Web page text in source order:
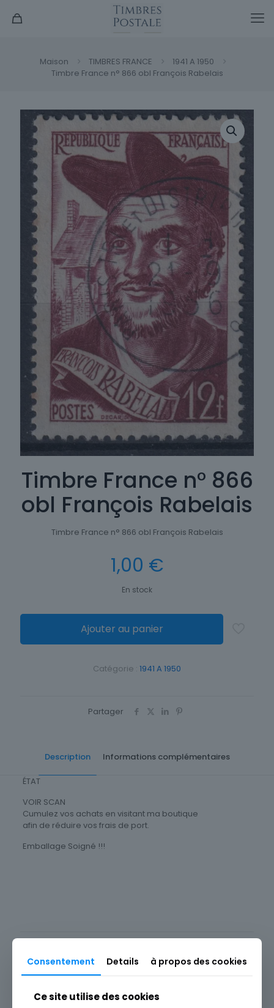
Maison TIMBRES FRANCE
1941 A 1950
Timbre France n° 866 obl François Rabelais
Timbre France n° 866
obl François Rabelais
Timbre France n° 866 obl François Rabelais
1,00 €
En stock
Ajouter au panier
Catégorie : 1941 A 1950
Partager
Description Informations complémentaires
ÉTAT
VOIR SCAN
Cumulez vos achats en visitant ma boutique
afin de réduire vos frais de port.
Emballage Soigné !!!
Timbres
Poste d'usage courant
Consentement Details à propos des cookies
Ce site utilise des cookies